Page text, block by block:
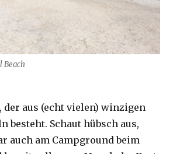
Beach
der aus (echt vielen) winzigen
besteht. Schaut hübsch aus,
auch am Campground beim